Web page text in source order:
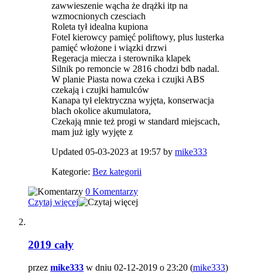
zawwieszenie wącha że drążki itp na
wzmocnionych czesciach
Roleta tył idealna kupiona
Fotel kierowcy pamięć poliftowy, plus lusterka
pamięć włożone i wiązki drzwi
Regeracja miecza i sterownika klapek
Silnik po remoncie w 2816 chodzi bdb nadal.
W planie Piasta nowa czeka i czujki ABS
czekają i czujki hamulców
Kanapa tył elektryczna wyjęta, konserwacja
blach okolice akumulatora,
Czekają mnie też progi w standard miejscach,
mam już igly wyjęte z
Updated 05-03-2023 at 19:57 by mike333
Kategorie: Bez kategorii
0 Komentarzy
Czytaj więcej
2019 cały
przez mike333 w dniu 02-12-2019 o 23:20 (mike333)